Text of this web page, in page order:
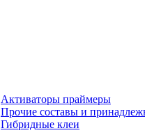
Активаторы праймеры
Прочие составы и
Гибридные клеи